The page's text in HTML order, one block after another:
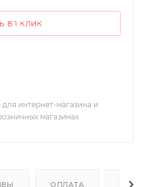
В 1 КЛИК
интернет-магазина и
магазинах
ОПЛАТА